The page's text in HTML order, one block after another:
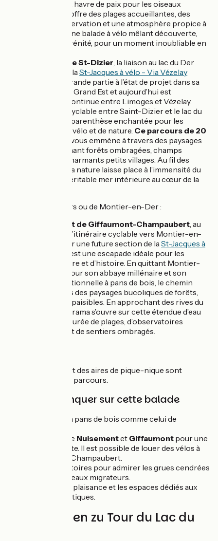
lieu magique, havre de paix pour les oiseaux
migrateurs, offre des plages accueillantes, des
points d’observation et une atmosphère propice à
la détente. Une balade à vélo mêlant découverte,
nature et sérénité, pour un moment inoubliable en
Au départ de St-Dizier, la liaison au lac du Der
appartient à laSt-Jacques à vélo - Via Vézelay
encore en grande partie à l’état de projet dans sa
traversée du Grand Est et aujourd’hui est
seulement continue entre Limoges et Vézelay.
L’itinéraire cyclable entre Saint-Dizier et le lac du
Der est une parenthèse enchantée pour les
amateurs de vélo et de nature. Ce parcours de 20
vous emmène à travers des paysages
variés, alternant forêts ombragées, champs
ouverts et charmants petits villages. Au fil des
kilomètres, la nature laisse place à l’immensité du
lac du Der, véritable mer intérieure au cœur de la
, vers ou de Montier-en-Der :
Au niveau du port de Giffaumont-Champaubert, au
sud du lac du Der, l’itinéraire cyclable vers Montier-en-
Der, également sur une future section de laSt-Jacques à
est une escapade idéale pour les
amoureux de nature et d’histoire. En quittant Montier-
en-Der, célèbre pour son abbaye millénaire et son
architecture traditionnelle à pans de bois, le chemin
serpente à travers des paysages bucoliques de forêts,
prairies et étangs paisibles. En approchant des rives du
lac du Der, le panorama s’ouvre sur cette étendue d’eau
majestueuse, entourée de plages, d’observatoires
ornithologiques et de sentiers ombragés.
Des points d’eau et des aires de pique-nique sont
répartis le long du parcours.
À ne pas manquer sur cette balade
Les villages à pans de bois comme celui de
Les plages de Nuisementet Giffaumont pour une
pause détente. Il est possible de louer des vélos à
Giffaumont-Champaubert.
Les observatoires pour admirer les grues cendrées
et autres oiseaux migrateurs.
Les ports de plaisance et les espaces dédiés aux
activités nautiques.
Bewertungen zu Tour du Lac du